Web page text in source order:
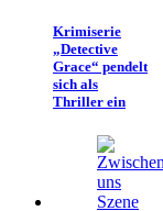
Krimiserie
„Detective
Grace“ pendelt
sich als
Thriller ein